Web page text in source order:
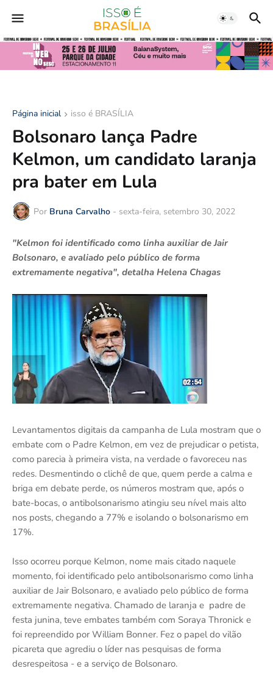
Página inicial isso é BRASÍLIA
Bolsonaro lança Padre
Kelmon, um candidato laranja
pra bater em Lula
Por Bruna Carvalho - sexta-feira, setembro 30, 2022
"Kelmon foi identificado como linha auxiliar de Jair
Bolsonaro, e avaliado pelo público de forma
extremamente negativa", detalha Helena Chagas
Levantamentos digitais da campanha de Lula mostram que o
embate com o Padre Kelmon, em vez de prejudicar o petista,
como parecia à primeira vista, na verdade o favoreceu nas
redes. Desmentindo o clichê de que, quem perde a calma e
briga em debate perde, os números mostram que, após o
bate-bocas, o antibolsonarismo atingiu seu nível mais alto
nos posts, chegando a 77% e isolando o bolsonarismo em
17%.
Isso ocorreu porque Kelmon, nome mais citado naquele
momento, foi identificado pelo antibolsonarismo como linha
auxiliar de Jair Bolsonaro, e avaliado pelo público de forma
extremamente negativa. Chamado de laranja e padre de
festa junina, teve embates também com Soraya Thronick e
foi repreendido por William Bonner. Fez o papel do vilão
picareta que agrediu o líder nas pesquisas de forma
desrespeitosa - e a serviço de Bolsonaro.